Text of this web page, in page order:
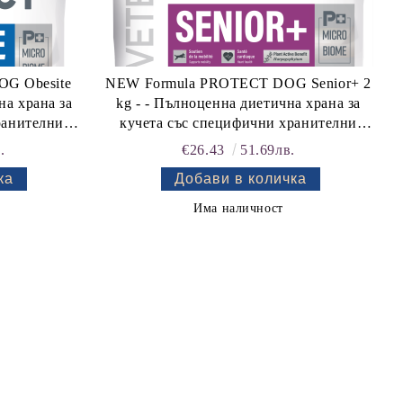
Obesite
храна за
на
NEW Formula PROTECT DOG Senior+ 2
kg - - Пълноценна диетична храна за
кучета със специфични хранителни
потребности: "Подпомагане на
остеоартроза". "Подпомагане на
сърдечната дейност при хронична
€26.43 51.69лв.
Има наличност